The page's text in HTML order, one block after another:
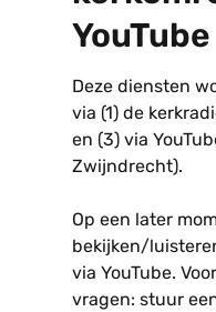
YouTube
Deze diensten
via (1) de
en (3) via
Zwijndrecht).
Op een later
bekijken/
via YouTube.
vragen: stuur